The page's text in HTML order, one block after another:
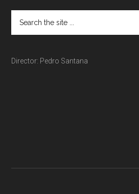
Director: Pedro Santana